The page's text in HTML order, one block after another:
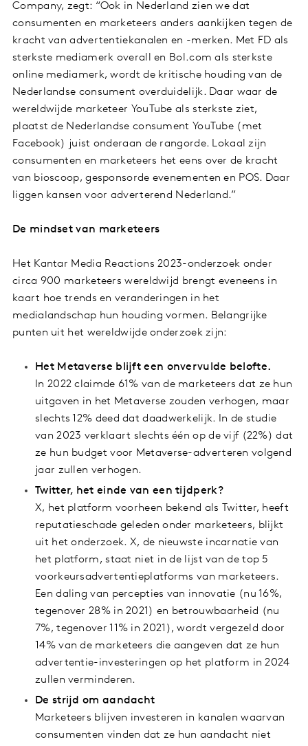
Company, zegt: “Ook in Nederland zien we dat
consumenten en marketeers anders aankijken tegen de
kracht van advertentiekanalen en -merken. Met FD als
sterkste mediamerk overall en Bol.com als sterkste
online mediamerk, wordt de kritische houding van de
Nederlandse consument overduidelijk. Daar waar de
wereldwijde marketeer YouTube als sterkste ziet,
plaatst de Nederlandse consument YouTube (met
Facebook) juist onderaan de rangorde. Lokaal zijn
consumenten en marketeers het eens over de kracht
van bioscoop, gesponsorde evenementen en POS. Daar
liggen kansen voor adverterend Nederland.”
De mindset van marketeers
Het Kantar Media Reactions 2023-onderzoek onder
circa 900 marketeers wereldwijd brengt eveneens in
kaart hoe trends en veranderingen in het
medialandschap hun houding vormen. Belangrijke
punten uit het wereldwijde onderzoek zijn:
Het Metaverse blijft een onvervulde belofte.
In 2022 claimde 61% van de marketeers dat ze hun
uitgaven in het Metaverse zouden verhogen, maar
slechts 12% deed dat daadwerkelijk. In de studie
van 2023 verklaart slechts één op de vijf (22%) dat
ze hun budget voor Metaverse-adverteren volgend
jaar zullen verhogen.
Twitter, het einde van een tijdperk?
X, het platform voorheen bekend als Twitter, heeft
reputatieschade geleden onder marketeers, blijkt
uit het onderzoek. X, de nieuwste incarnatie van
het platform, staat niet in de lijst van de top 5
voorkeursadvertentieplatforms van marketeers.
Een daling van percepties van innovatie (nu 16%,
tegenover 28% in 2021) en betrouwbaarheid (nu
7%, tegenover 11% in 2021), wordt vergezeld door
14% van de marketeers die aangeven dat ze hun
advertentie-investeringen op het platform in 2024
zullen verminderen.
De strijd om aandacht
Marketeers blijven investeren in kanalen waarvan
consumenten vinden dat ze hun aandacht niet